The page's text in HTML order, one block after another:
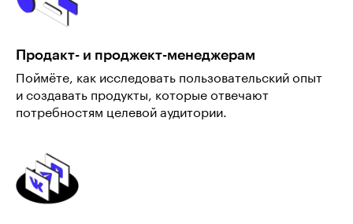
Продакт- и проджект-менеджерам
Поймёте, как исследовать пользовательский опыт
и создавать продукты, которые отвечают
потребностям целевой аудитории.